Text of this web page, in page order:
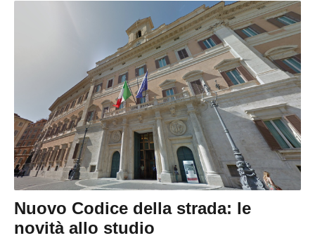
Nuovo Codice della strada: le
novità allo studio